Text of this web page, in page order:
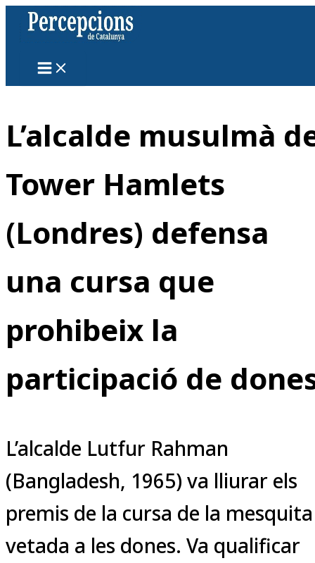
Vés
contingut
L’alcalde musulmà
Tower Hamlets
(Londres) defensa
una cursa que
prohibeix la
participació de
L’alcalde Lutfur Rahman
(Bangladesh, 1965) va lliurar els
premis de la cursa de la mesquita
vetada a les dones. Va qualificar